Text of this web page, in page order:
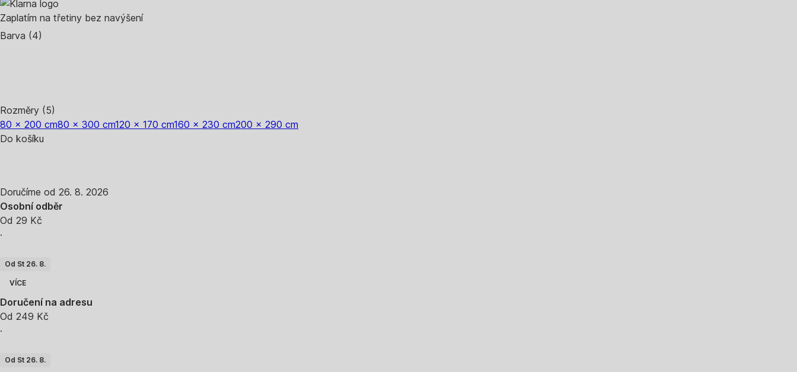
Zaplatím na třetiny bez navýšení
Barva (4)
Rozměry (5)
80 x 200 cm80 x 300 cm120 x 170 cm160 x 230 cm200 x 290 cm
Do košíku
Doručíme od 26. 8. 2026
Osobní odběr
Od 29 Kč
·
Od St 26. 8.
VÍCE
Doručení na adresu
Od 249 Kč
·
Od St 26. 8.